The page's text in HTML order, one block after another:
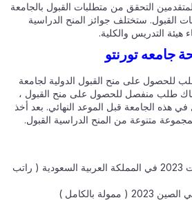
التحقق من متطلبات القبول بالجامعة
ستختلف جوائز المنح الدراسية
والكلية.
تورنتو
على منح القبول الدولية لجامعة
هناك طلب منفصل للحصول على منح القبول ،
الجامعة قبل الموعد النهائي. بعد أخذ
متنوعة من المنح الدراسية القبول.
برنامج تدريب كاوست 2023 في المملكة العربية السعودية ( راتب
)